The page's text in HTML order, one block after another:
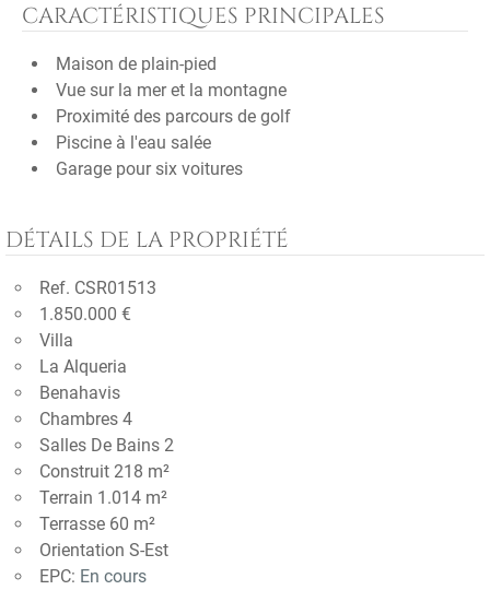
CARACTÉRISTIQUES PRINCIPALES
Maison de plain-pied
Vue sur la mer et la montagne
Proximité des parcours de golf
Piscine à l'eau salée
Garage pour six voitures
DÉTAILS DE LA PROPRIÉTÉ
Ref. CSR01513
1.850.000 €
Villa
La Alqueria
Benahavis
Chambres 4
Salles De Bains 2
Construit 218 m²
Terrain 1.014 m²
Terrasse 60 m²
Orientation S-Est
EPC: En cours